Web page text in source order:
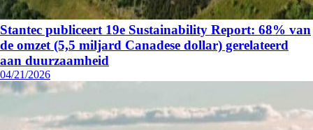
Stantec publiceert 19e Sustainability Report: 68% van
de omzet (5,5 miljard Canadese dollar) gerelateerd
aan duurzaamheid
04/21/2026